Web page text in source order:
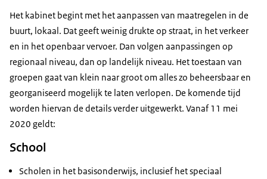
Het kabinet begint met het aanpassen van maatregelen in de
buurt, lokaal. Dat geeft weinig drukte op straat, in het verkeer
en in het openbaar vervoer. Dan volgen aanpassingen op
regionaal niveau, dan op landelijk niveau. Het toestaan van
groepen gaat van klein naar groot om alles zo beheersbaar en
georganiseerd mogelijk te laten verlopen. De komende tijd
worden hiervan de details verder uitgewerkt. Vanaf 11 mei
2020 geldt:
School
Scholen in het basisonderwijs, inclusief het speciaal